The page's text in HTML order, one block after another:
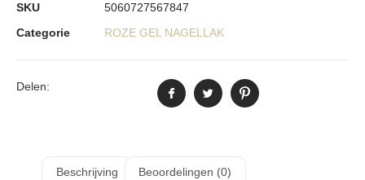
SKU
5060727567847
Categorie
ROZE GEL NAGELLAK
Delen:
Beschrijving Beoordelingen (0)